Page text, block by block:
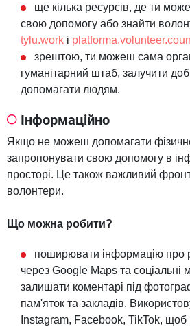
ще кілька ресурсів, де ти
свою допомогу або знайти
tylu.work і
зрештою, ти можеш сама
гуманітарний штаб, залучити
допомагати людям.
Інформаційно
Якщо не можеш допомагати
запропонувати свою допомогу в
просторі. Це також важливий
волонтери.
Що можна робити?
поширювати інформацію про
через Google Maps та
залишати коментарі під
пам'яток та закладів.
Instagram, Facebook, TikTok,